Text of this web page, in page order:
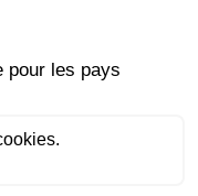
à jamais. »
trois mois,